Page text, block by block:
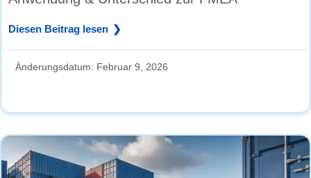
Diesen Beitrag lesen
Änderungsdatum: Februar 9, 2026